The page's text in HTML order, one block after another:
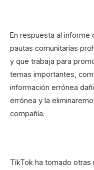
En respuesta al informe
pautas comunitarias
y que trabaja para
temas importantes,
información errónea
errónea y la
compañía.
TikTok ha tomado